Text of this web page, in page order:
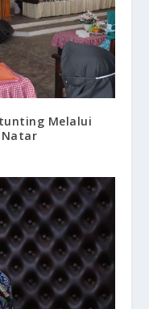
Melalui
Natar